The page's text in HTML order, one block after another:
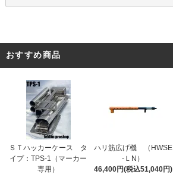
おすすめ商品
ＳＴハッカーケース タ
イプ：TPS-1（マーカー
専用）
ハリ筋広げ機 （HWSE
-ＬN）
46,400円(税込51,040円)